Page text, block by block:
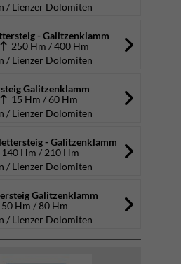
/ Lienzer Dolomiten
- Galitzenklamm
250 Hm / 400 Hm
/ Lienzer Dolomiten
Galitzenklamm
15 Hm / 60 Hm
/ Lienzer Dolomiten
- Galitzenklamm
140 Hm / 210 Hm
/ Lienzer Dolomiten
Galitzenklamm
50 Hm / 80 Hm
/ Lienzer Dolomiten